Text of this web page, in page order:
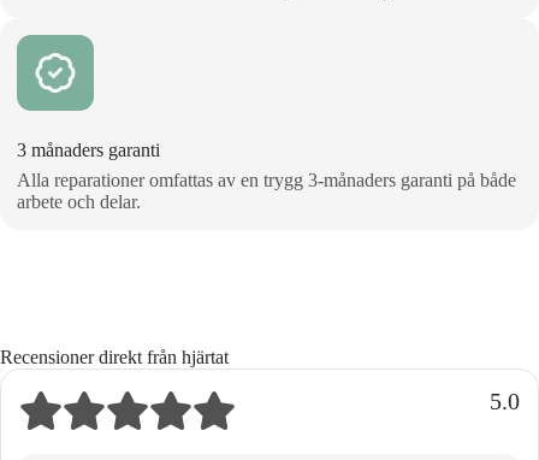
3 månaders garanti
Alla reparationer omfattas av en trygg 3‑månaders garanti på både
arbete och delar.
Recensioner direkt från hjärtat
5.0